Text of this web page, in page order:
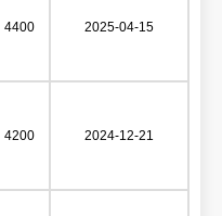
4400 2025-04-15
4200 2024-12-21